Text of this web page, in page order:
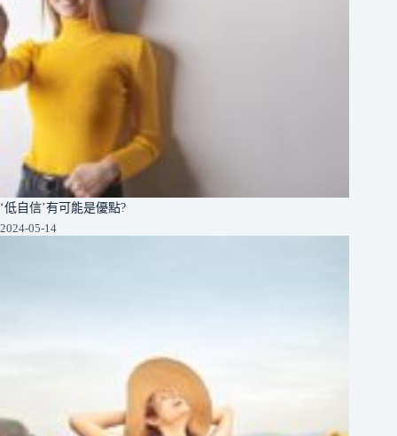
‘低自信’有可能是優點?
2024-05-14